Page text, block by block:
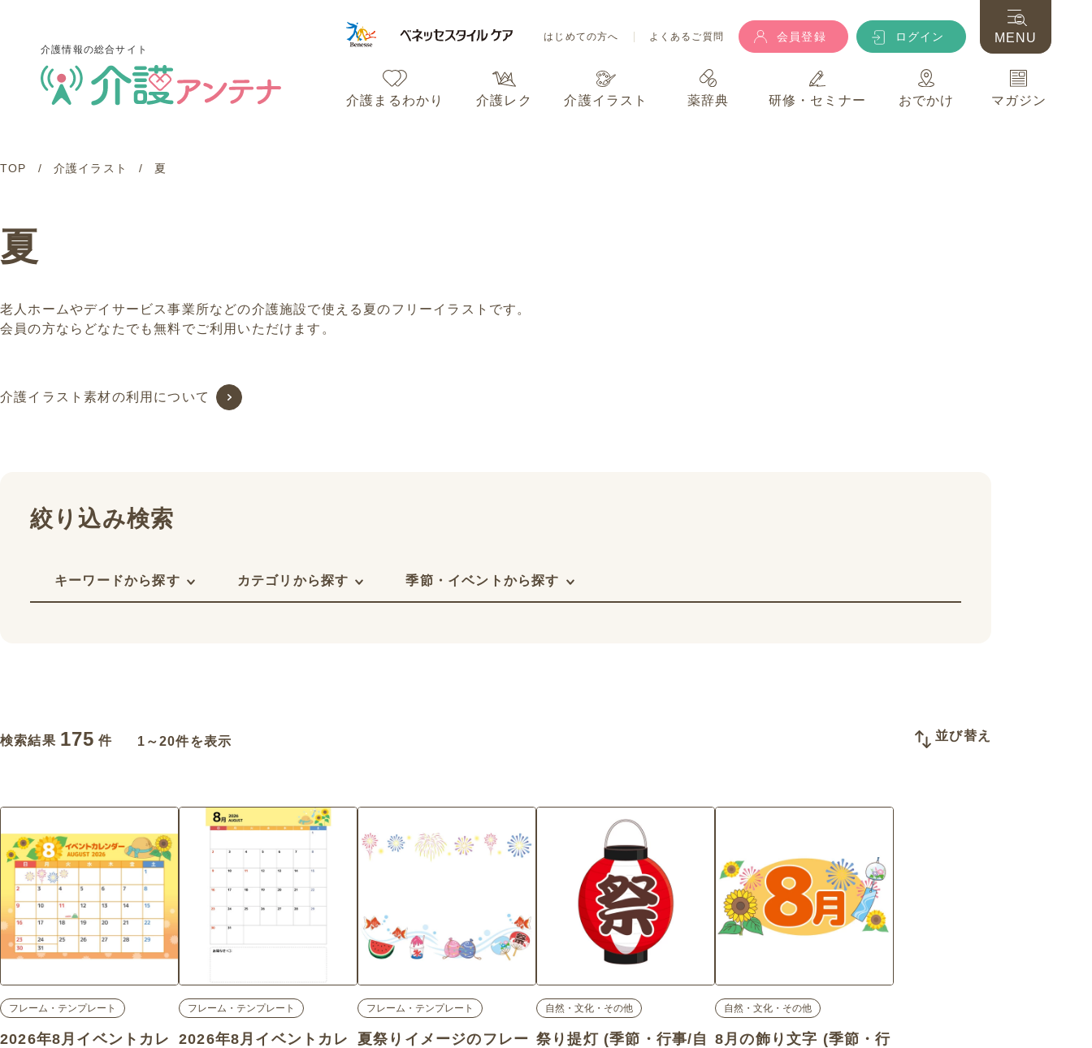
介護情報の総合サイト
はじめての方へ よくあるご質問 会員登録 ログイン
介護まるわかり 介護レク 介護イラスト 薬辞典 研修・セミナー おでかけ マガジン
MENU
介護情報の総合サイト
TOP 介護イラスト 夏
夏
老人ホームやデイサービス事業所などの介護施設で使える夏のフリーイラストです。
会員の方ならどなたでも無料でご利用いただけます。
介護イラスト素材の利用について
絞り込み検索
キーワードから探す カテゴリから探す 季節・イベントから探す
検索結果 175 件 1～20件を表示 並び替え
フレーム・テンプレート
2026年8月イベントカレ
フレーム・テンプレート
2026年8月イベントカレ
フレーム・テンプレート
夏祭りイメージのフレー
自然・文化・その他
祭り提灯 (季節・行事/自
自然・文化・その他
8月の飾り文字 (季節・行